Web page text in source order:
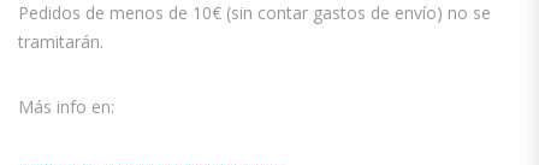
Pedidos de menos de 10€ (sin contar gastos de envío) no se
tramitarán.
Más info en: